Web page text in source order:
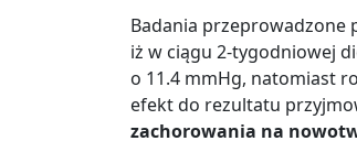
Badania przeprowadzone
iż w ciągu 2-tygodniowej
o 11.4 mmHg, natomiast
efekt do rezultatu
zachorowania na